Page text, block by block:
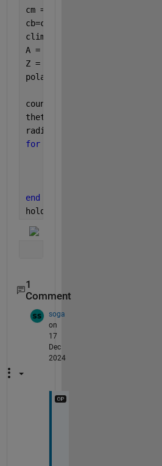
cm = colormap(jet);
cb=colorbar(Ticks=0:16:256,
clim([1 256])
A = scatter(0,0,1700,
Z = linspace(0-5i,0+5i);
polarplot(Z,
counts = randi(256, 5, 12);
thetas = linspace(0, 2*pi,
radii = 0:5;
for
end
hold
1
Comment
soga
on
17
Dec
2024